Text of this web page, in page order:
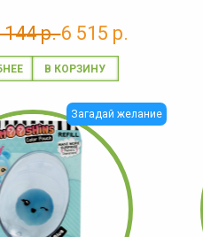
144 р.6 515 р.
Загадай желание